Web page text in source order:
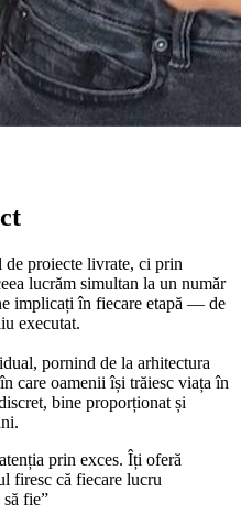
de proiecte livrate, ci prin
lucrăm simultan la un număr
implicați în fiecare etapă — de
executat.
pornind de la arhitectura
care oamenii își trăiesc viața în
bine proporționat și
prin exces. Îți oferă
firesc că fiecare lucru
fie”